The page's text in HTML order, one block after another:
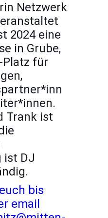
Netzwerk
2024 eine
in Grube,
Platz für
Trank ist
ist DJ
bis
email